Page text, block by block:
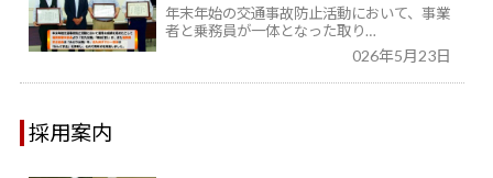
年末年始の交通事故防止活動において、事業
者と乗務員が一体となった取り…
026年5月23日
採用案内